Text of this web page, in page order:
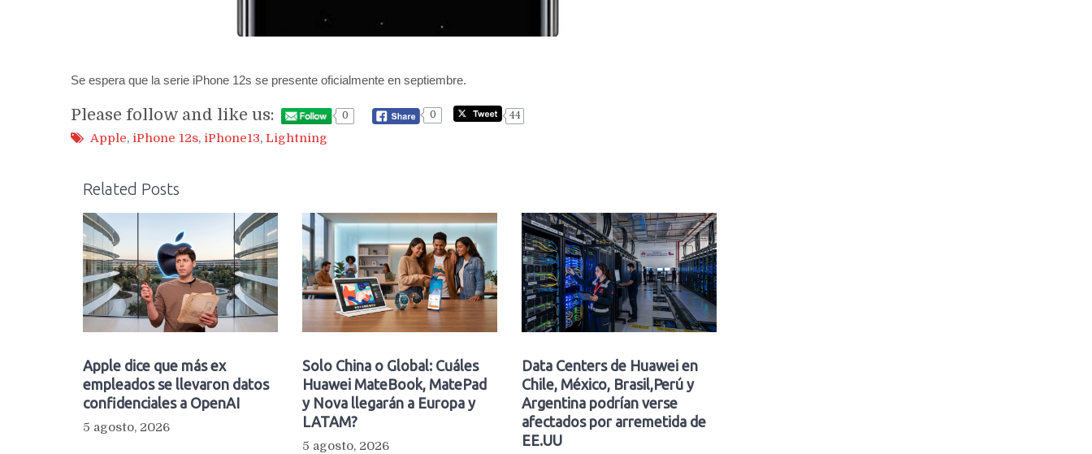
Se espera que la serie iPhone 12s se presente oficialmente en septiembre.
Please follow and like us: 0 0 44
Apple, iPhone 12s, iPhone13, Lightning
Related Posts
Apple dice que más ex
empleados se llevaron datos
confidenciales a OpenAI
5 agosto, 2026
Solo China o Global: Cuáles
Huawei MateBook, MatePad
y Nova llegarán a Europa y
LATAM?
5 agosto, 2026
Data Centers de Huawei en
Chile, México, Brasil,Perú y
Argentina podrían verse
afectados por arremetida de
EE.UU